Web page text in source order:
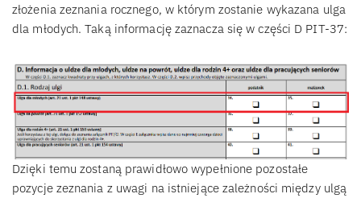
złożenia zeznania rocznego, w którym zostanie wykazana ulga
dla młodych. Taką informację zaznacza się w części D PIT-37:
Dzięki temu zostaną prawidłowo wypełnione pozostałe
pozycje zeznania z uwagi na istniejące zależności między ulgą